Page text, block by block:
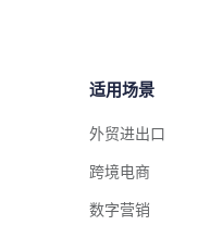
适用场景
外贸进出口
跨境电商
数字营销